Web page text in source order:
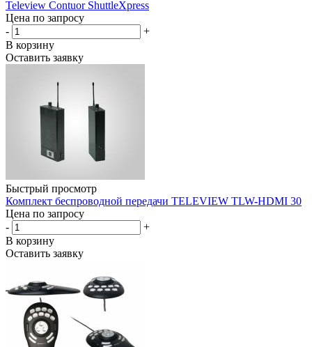
Teleview Contuor ShuttleXpress
Цена по запросу
-
+
В корзину
Оставить заявку
Быстрый просмотр
Комплект беспроводной передачи TELEVIEW TLW-HDMI 30
Цена по запросу
-
+
В корзину
Оставить заявку